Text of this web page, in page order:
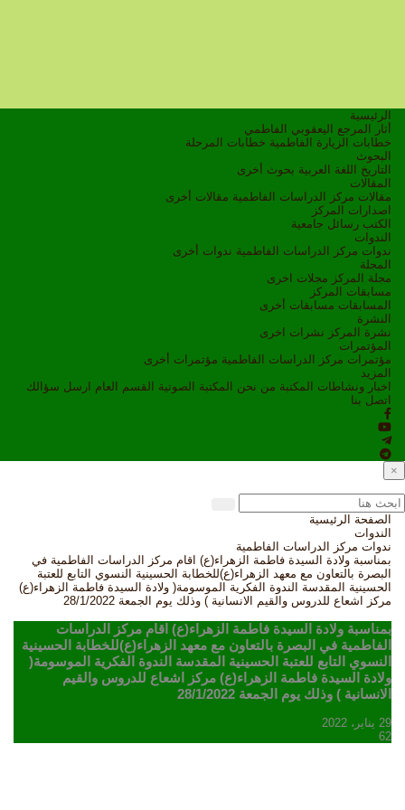
الرئيسية
أثار المرجع اليعقوبي الفاطمي
خطابات الزيارة الفاطمية خطابات المرحلة
البحوث
التاريخ
اللغة العربية بحوث أخرى
المقالات
مقالات مركز الدراسات الفاطمية مقالات أخرى
اصدارات المركز
الكتب رسائل جامعية
الندوات
ندوات مركز الدراسات الفاطمية ندوات أخرى
المجلة
مجلة المركز مجلات اخرى
مسابقات المركز
المسابقات مسابقات أخرى
النشرة
نشرة المركز نشرات اخرى
المؤتمرات
مؤتمرات مركز الدراسات الفاطمية مؤتمرات أخرى
المزيد
اخبار ونشاطات
المكتبة من نحن المكتبة الصوتية القسم العام ارسل سؤالك
اتصل بنا
×
الصفحة الرئيسية
الندوات
ندوات مركز الدراسات الفاطمية
بمناسبة ولادة السيدة فاطمة الزهراء(ع) اقام مركز الدراسات الفاطمية في
البصرة بالتعاون مع معهد الزهراء(ع)للخطابة الحسينية النسوي التابع للعتبة
الحسينية المقدسة الندوة الفكرية الموسومة( ولادة السيدة فاطمة الزهراء(ع)
مركز اشعاع للدروس والقيم الانسانية ) وذلك يوم الجمعة 28/1/2022
بمناسبة ولادة السيدة فاطمة الزهراء(ع) اقام مركز الدراسات
الفاطمية في البصرة بالتعاون مع معهد الزهراء(ع)للخطابة الحسينية
النسوي التابع للعتبة الحسينية المقدسة الندوة الفكرية الموسومة(
ولادة السيدة فاطمة الزهراء(ع) مركز اشعاع للدروس والقيم
الانسانية ) وذلك يوم الجمعة 28/1/2022
29 يناير، 2022
62